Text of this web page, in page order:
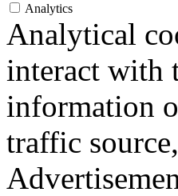
Analytics
Analytical
interact with
information
traffic